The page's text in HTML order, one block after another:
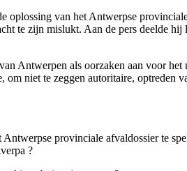
oplossing van het Antwerpse
te zijn mislukt. Aan de pers deelde hij
Antwerpen als oorzaken aan voor
niet te zeggen autoritaire, optreden
provinciale afvaldossier te
?